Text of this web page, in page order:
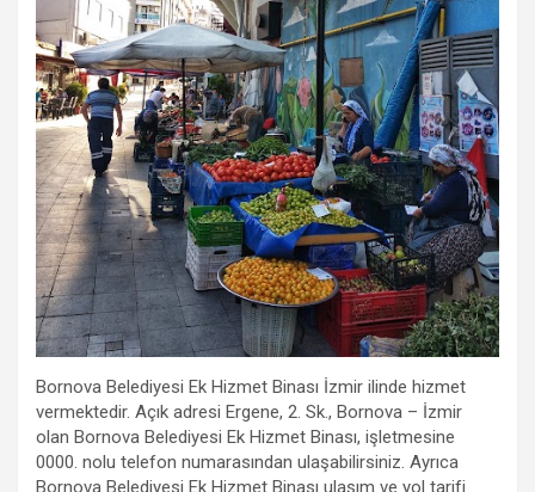
Bornova Belediyesi Ek Hizmet Binası İzmir ilinde hizmet
vermektedir. Açık adresi Ergene, 2. Sk., Bornova – İzmir
olan Bornova Belediyesi Ek Hizmet Binası, işletmesine
0000. nolu telefon numarasından ulaşabilirsiniz. Ayrıca
Bornova Belediyesi Ek Hizmet Binası ulaşım ve yol tarifi